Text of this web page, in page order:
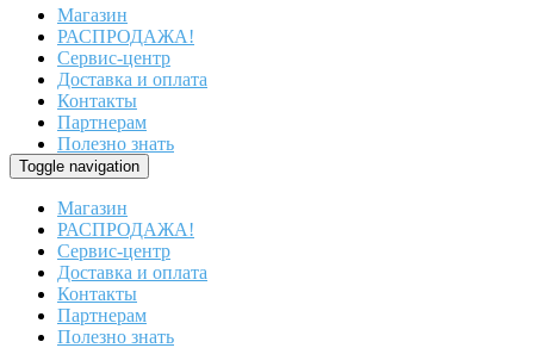
Магазин
РАСПРОДАЖА!
Сервис-центр
Доставка и оплата
Контакты
Партнерам
Полезно знать
Toggle navigation
Магазин
РАСПРОДАЖА!
Сервис-центр
Доставка и оплата
Контакты
Партнерам
Полезно знать